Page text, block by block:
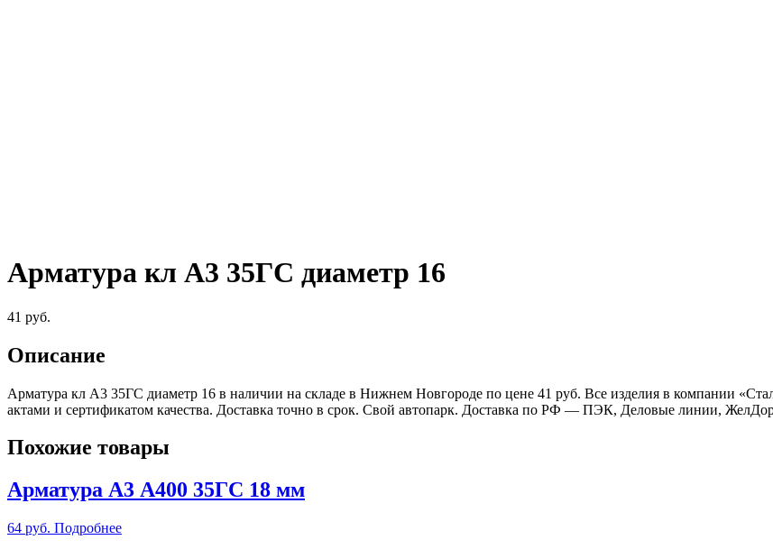
Арматура кл А3 35ГС диаметр 16
41 руб.
Описание
Арматура кл А3 35ГС диаметр 16 в наличии на складе в Нижнем Новгороде по цене 41 руб. Все изделия в компании
актами и сертификатом качества. Доставка точно в срок. Свой автопарк. Доставка по РФ — ПЭК, Деловые линии,
Похожие товары
Арматура А3 А400 35ГС 18 мм
64 руб. Подробнее